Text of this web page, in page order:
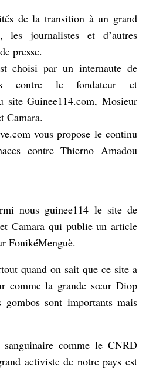
de la transition à un grand
les journalistes et d’autres
presse.
choisi par un internaute de
contre le fondateur et
site Guinee114.com, Mosieur
Camara.
vous propose le continu
contre Thierno Amadou
nous guinee114 le site de
Camara qui publie un article
FonikéMenguè.
quand on sait que ce site a
comme la grande sœur Diop
sont importants mais
comme le CNRD
activiste de notre pays est